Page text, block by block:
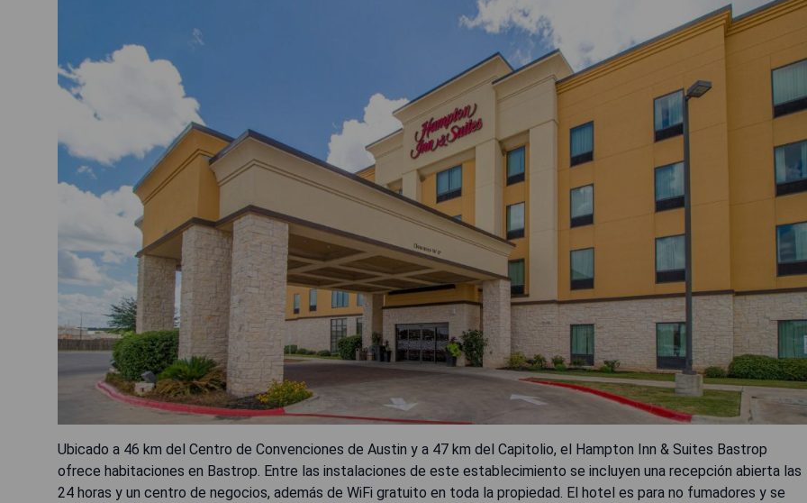
Ubicado a 46 km del Centro de Convenciones de Austin y a 47 km del Capitolio, el Hampton Inn & Suites Bastrop
ofrece habitaciones en Bastrop. Entre las instalaciones de este establecimiento se incluyen una recepción abierta las
24 horas y un centro de negocios, además de WiFi gratuito en toda la propiedad. El hotel es para no fumadores y se